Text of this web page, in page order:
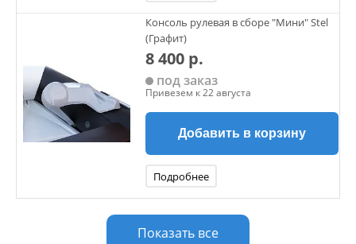
Консоль рулевая в сборе "Мини" Stel
(Графит)
8 400 р.
под заказ
Привезем к 22 августа
Добавить в корзину
Подробнее
Показать все